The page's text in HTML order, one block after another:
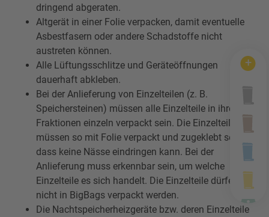
Sonstige Abfälle
dringend abgeraten.
Altgerät in einer Folie verpacken, damit eventuelle
Asbestfasern oder andere Schadstoffe nicht
austreten können.
Alle Lüftungsschlitze und Geräteöffnungen
dauerhaft abkleben.
Bei der Anlieferung von Einzelteilen (z. B.
Speichersteinen) müssen alle Einzelteile in ihren
Fraktionen einzeln verpackt sein. Die Einzelteile
müssen so mit Folie verpackt und zugeklebt sein,
dass keine Nässe eindringen kann. Bei der
Anlieferung muss erkennbar sein, um welche
Einzelteile es sich handelt. Die Einzelteile dürfen
nicht in BigBags verpackt werden.
Die Nachtspeicherheizgeräte bzw. deren Einzelteile